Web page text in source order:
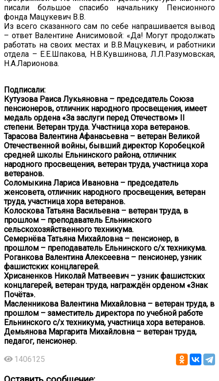
писали большое спасибо начальнику Пенсионного
фонда Мацукевич В.В.
Из всего сказанного сам по себе напрашивается вывод
– ответ Валентине Анисимовой: «Да! Могут продолжать
работать на своих местах и В.В.Мацукевич, и работники
отдела – Е.Е.Шпакова, Н.В.Кувшинова, Л.Л.Разумовская,
Н.А.Ларионова.
Подписали:
Кутузова Раиса Лукьяновна – председатель Союза
пенсионеров, отличник народного просвещения, имеет
медаль ордена «За заслуги перед Отечеством» II
степени. Ветеран труда. Участница хора ветеранов.
Тарасова Валентина Афанасьевна – ветеран Великой
Отечественной войны, бывший директор Коробецкой
средней школы Ельнинского района, отличник
народного просвещения, ветеран труда, участница хора
ветеранов.
Соломыкина Лариса Ивановна – председатель
женсовета, отличник народного просвещения, ветеран
труда, участница хора ветеранов.
Колоскова Татьяна Васильевна – ветеран труда, в
прошлом – преподаватель Ельнинского
сельскохозяйственного техникума.
Семернёва Татьяна Михайловна – пенсионер, в
прошлом – преподаватель Ельнинского с/х техникума.
Роганкова Валентина Алексеевна – пенсионер, узник
фашистских концлагерей.
Хрисаненков Николай Матвеевич – узник фашистских
концлагерей, ветеран труда, награждён орденом «Знак
Почёта».
Масленникова Валентина Михайловна – ветеран труда, в
прошлом – заместитель директора по учебной работе
Ельнинского с/х техникума, участница хора ветеранов.
Демьянова Маргарита Михайловна – ветеран труда,
педагог, пенсионер.
1406125